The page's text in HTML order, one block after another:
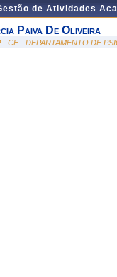
de Atividades
Paiva De Oliveira
- CE - DEPARTAMENTO DE